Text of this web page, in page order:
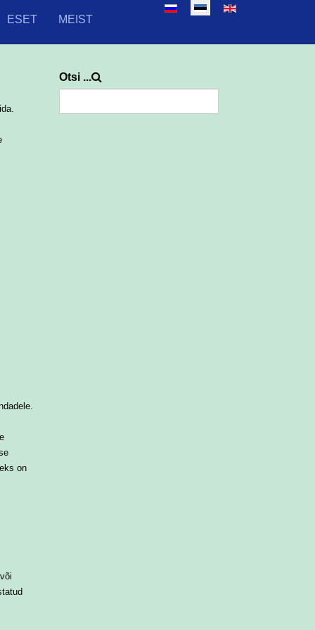
Select your language
ESET MEIST
on
Otsi ...